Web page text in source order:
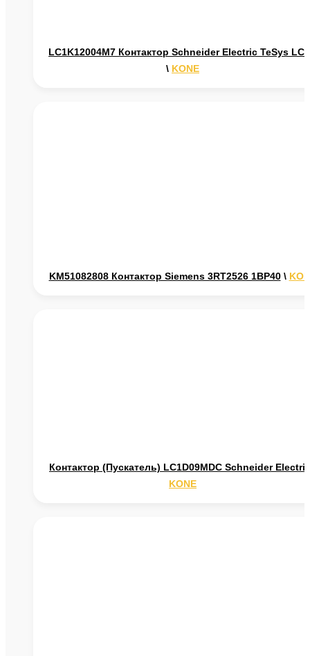
LC1K12004M7 Контактор Schneider Electric TeSys
\ KONE
KM51082808 Контактор Siemens 3RT2526 1ВР40\
Контактор (Пускатель) LC1D09MDC Schneider Electric
KONE